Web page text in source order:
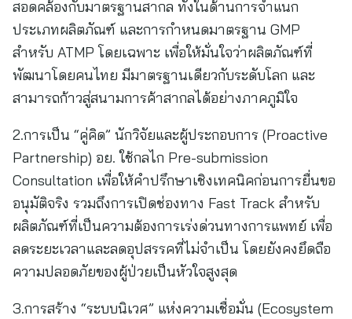
สอดคล้องกับมาตรฐานสากล ทั้งในด้านการจำแนก
ประเภทผลิตภัณฑ์ และการกำหนดมาตรฐาน GMP
สำหรับ ATMP โดยเฉพาะ เพื่อให้มั่นใจว่าผลิตภัณฑ์ที่
พัฒนาโดยคนไทย มีมาตรฐานเดียวกับระดับโลก และ
สามารถก้าวสู่สนามการค้าสากลได้อย่างภาคภูมิใจ
2.การเป็น “คู่คิด” นักวิจัยและผู้ประกอบการ (Proactive
Partnership) อย. ใช้กลไก Pre-submission
Consultation เพื่อให้คำปรึกษาเชิงเทคนิคก่อนการยื่นขอ
อนุมัติจริง รวมถึงการเปิดช่องทาง Fast Track สำหรับ
ผลิตภัณฑ์ที่เป็นความต้องการเร่งด่วนทางการแพทย์ เพื่อ
ลดระยะเวลาและลดอุปสรรคที่ไม่จำเป็น โดยยังคงยึดถือ
ความปลอดภัยของผู้ป่วยเป็นหัวใจสูงสุด
3.การสร้าง “ระบบนิเวศ” แห่งความเชื่อมั่น (Ecosystem